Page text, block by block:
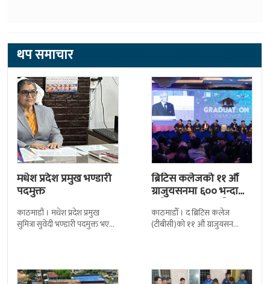
थप समाचार
मधेश प्रदेश प्रमुख भण्डारी
पदमुक्त
काठमाडौं । मधेश प्रदेश प्रमुख
सुमित्रा सुवेदी भण्डारी पदमुक्त भएकी
ब्रिटिस कलेजको ११ औँ
ग्राजुयसनमा ६०० भन्दा
बढी ग्राजुयट सम्मानित
काठमाडौँ । द ब्रिटिस कलेज
(टीबीसी)को ११ औं ग्राजुयसन